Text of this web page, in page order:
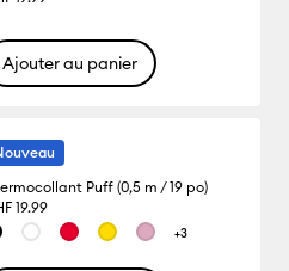
Ajouter au panier
Puff (0,5 m / 19 po)
19.99
+3